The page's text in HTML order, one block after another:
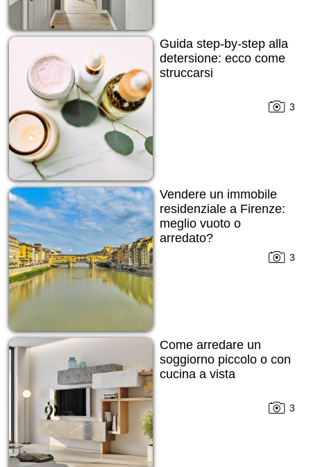
Guida step-by-step alla
detersione: ecco come
struccarsi
3
Vendere un immobile
residenziale a Firenze:
meglio vuoto o
arredato?
3
Come arredare un
soggiorno piccolo o con
cucina a vista
3